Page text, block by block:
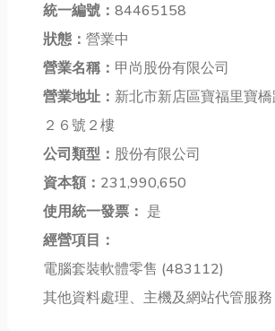
維修嗎?還有一
般來說液晶電
呢?今天小編就
來分享有關液
晶電視的介
有分享液晶電
視維修台南
只實用也同時
堅硬且耐用，
但由於其易脆
容易損壞 今天
小編就來跟...
統一編號： 84465158
狀態： 營業中
營業名稱： 甲尚股份有限公司
營業地址： 新北市新店區寶福里寶
２６號２樓
公司類型： 股份有限公司
資本額： 231,990,650
使用統一發票： 是
經營項目：
電腦套裝軟體零售 (483112)
其他資料處理、主機及網站代管服